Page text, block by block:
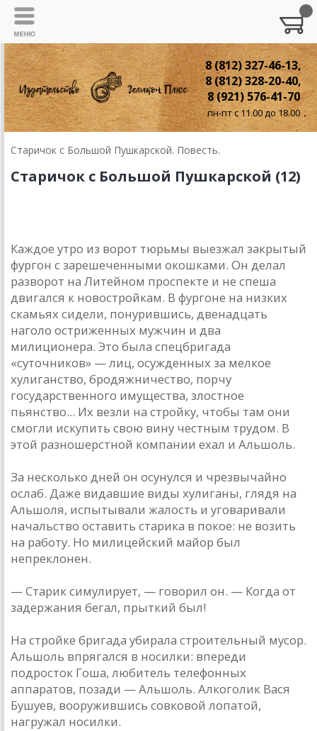
8 (812) 327-46-13,
8 (812) 328-20-40,
8 (921) 576-41-70
пн-пт с 11.00 до 18.00
Старичок с Большой Пушкарской. Повесть.
Старичок с Большой Пушкарской (12)
Каждое утро из ворот тюрьмы выезжал закрытый
фургон с зарешеченными окошками. Он делал
разворот на Литейном проспекте и не спеша
двигался к новостройкам. В фургоне на низких
скамьях сидели, понурившись, двенадцать
наголо остриженных мужчин и два
милиционера. Это была спецбригада
«суточников» — лиц, осужденных за мелкое
хулиганство, бродяжничество, порчу
государственного имущества, злостное
пьянство... Их везли на стройку, чтобы там они
смогли искупить свою вину честным трудом. В
этой разношерстной компании ехал и Альшоль.
За несколько дней он осунулся и чрезвычайно
ослаб. Даже видавшие виды хулиганы, глядя на
Альшоля, испытывали жалость и уговаривали
начальство оставить старика в покое: не возить
на работу. Но милицейский майор был
непреклонен.
— Старик симулирует, — говорил он. — Когда от
задержания бегал, прыткий был!
На стройке бригада убирала строительный мусор.
Альшоль впрягался в носилки: впереди
подросток Гоша, любитель телефонных
аппаратов, позади — Альшоль. Алкоголик Вася
Бушуев, вооружившись совковой лопатой,
нагружал носилки.